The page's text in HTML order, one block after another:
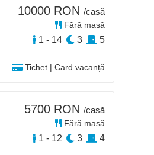
Tichet | Card vacanță
10000 RON /casă
Fără masă
1 - 14 3 5
5700 RON /casă
Fără masă
1 - 12 3 4